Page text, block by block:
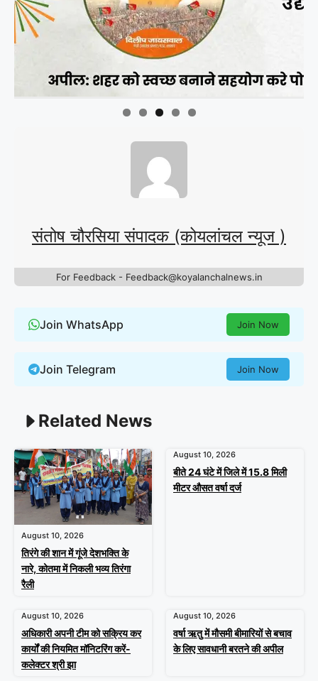
संतोष चौरसिया संपादक (कोयलांचल न्यूज )
For Feedback - Feedback@koyalanchalnews.in
Join WhatsApp Join Now
Join Telegram Join Now
Related News
August 10, 2026
तिरंगे की शान में गूंजे देशभक्ति के
नारे, कोतमा में निकली भव्य तिरंगा
रैली
August 10, 2026
बीते 24 घंटे में जिले में 15.8 मिली
मीटर औसत वर्षा दर्ज
August 10, 2026
अधिकारी अपनी टीम को सक्रिय कर
कार्यों की नियमित मॉनिटरिंग करें-
कलेक्टर श्री झा
August 10, 2026
वर्षा ऋतु में मौसमी बीमारियों से बचाव
के लिए सावधानी बरतने की अपील